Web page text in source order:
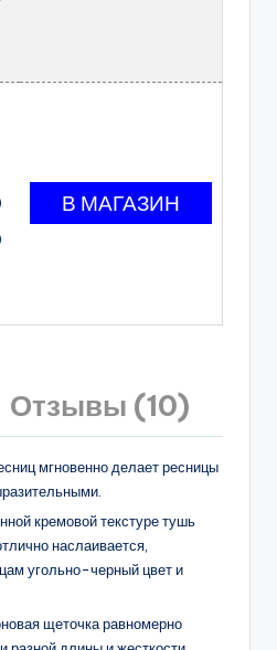
Отзывы (10)
мгновенно делает ресницы
кремовой текстуре тушь
наслаивается,
угольно-черный цвет и
щеточка равномерно